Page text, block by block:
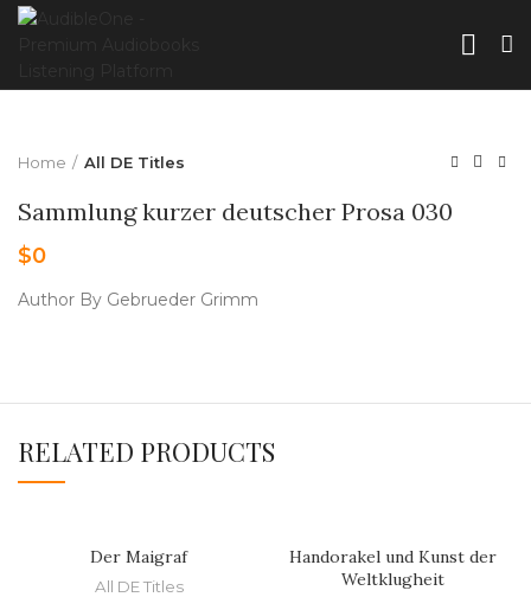
Home All DE Titles
Sammlung kurzer deutscher Prosa 030
$0
Author By Gebrueder Grimm
RELATED PRODUCTS
Der Maigraf
All DE Titles
Handorakel und Kunst der
Weltklugheit